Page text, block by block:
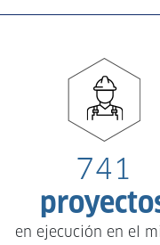
741
en ejecución en el